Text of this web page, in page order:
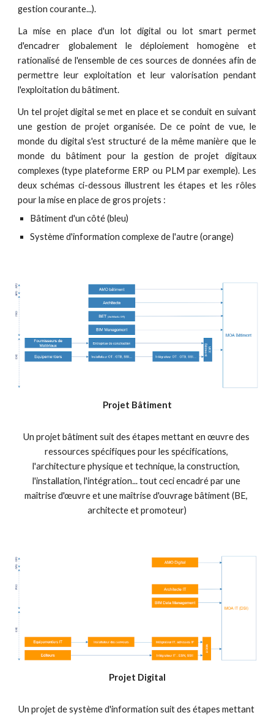
gestion courante...).
La mise en place d'un lot digital ou lot smart permet
d'encadrer globalement le déploiement homogène et
rationalisé de l'ensemble de ces sources de données afin de
permettre leur exploitation et leur valorisation pendant
l'exploitation du bâtiment.
Un tel projet digital se met en place et se conduit en suivant
une gestion de projet organisée. De ce point de vue, le
monde du digital s'est structuré de la même manière que le
monde du bâtiment pour la gestion de projet digitaux
complexes (type plateforme ERP ou PLM par exemple). Les
deux schémas ci-dessous illustrent les étapes et les rôles
pour la mise en place de gros projets :
Bâtiment d'un côté (bleu)
Système d'information complexe de l'autre (orange)
Projet Bâtiment
Un projet bâtiment suit des étapes mettant en œuvre des
ressources spécifiques pour les spécifications,
l'architecture physique et technique, la construction,
l'installation, l'intégration... tout ceci encadré par une
maîtrise d'œuvre et une maîtrise d'ouvrage bâtiment (BE,
architecte et promoteur)
Projet Digital
Un projet de système d'information suit des étapes mettant